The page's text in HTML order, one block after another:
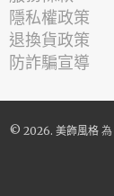
隱私權政策
退換貨政策
防詐騙宣導
© 2026. 美飾風格為